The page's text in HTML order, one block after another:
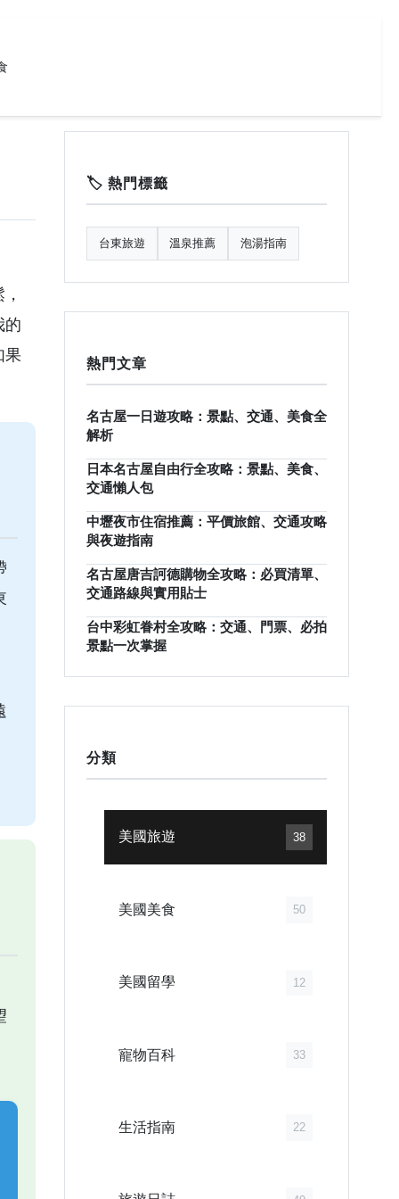
的
果
🏷️ 熱門標籤
台東旅遊 溫泉推薦 泡湯指南
熱門文章
名古屋一日遊攻略：景點、交通、美食全
解析
日本名古屋自由行全攻略：景點、美食、
交通懶人包
中壢夜市住宿推薦：平價旅館、交通攻略
與夜遊指南
名古屋唐吉訶德購物全攻略：必買清單、
交通路線與實用貼士
台中彩虹眷村全攻略：交通、門票、必拍
景點一次掌握
分類
美國旅遊 38
美國美食 50
美國留學 12
寵物百科 33
生活指南 22